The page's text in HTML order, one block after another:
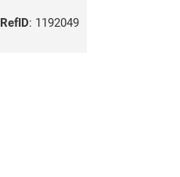
RefID: 1192049